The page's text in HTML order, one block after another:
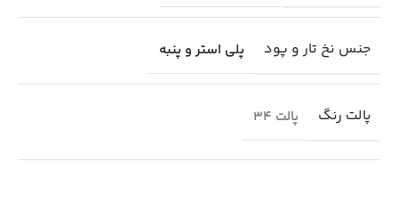
جنس نخ تار و پود پلی استر و پنبه
پالت رنگ پالت 34